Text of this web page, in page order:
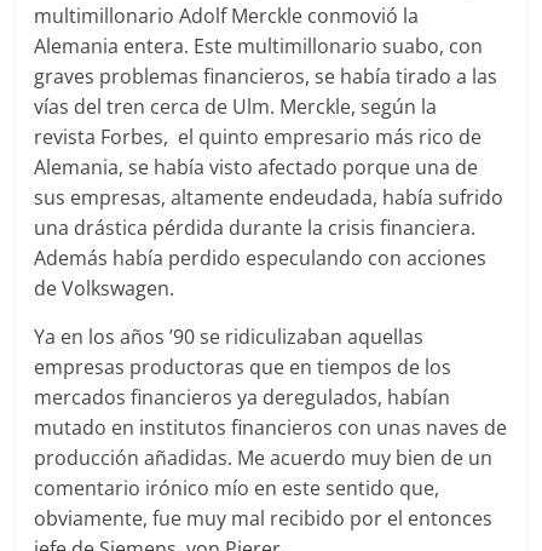
multimillonario Adolf Merckle conmovió la
Alemania entera. Este multimillonario suabo, con
graves problemas financieros, se había tirado a las
vías del tren cerca de Ulm. Merckle, según la
revista Forbes, el quinto empresario más rico de
Alemania, se había visto afectado porque una de
sus empresas, altamente endeudada, había sufrido
una drástica pérdida durante la crisis financiera.
Además había perdido especulando con acciones
de Volkswagen.
Ya en los años ’90 se ridiculizaban aquellas
empresas productoras que en tiempos de los
mercados financieros ya deregulados, habían
mutado en institutos financieros con unas naves de
producción añadidas. Me acuerdo muy bien de un
comentario irónico mío en este sentido que,
obviamente, fue muy mal recibido por el entonces